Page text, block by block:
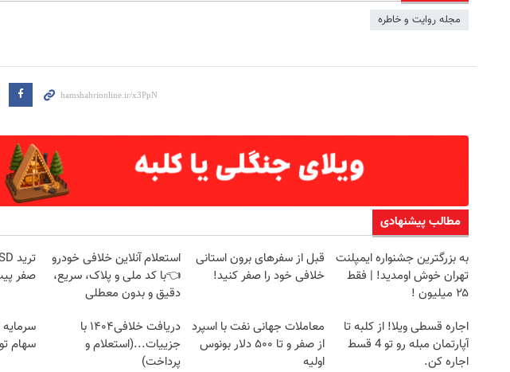
مجله روایت و خاطره
مطالب پیشنهادی
به بزرگترین جشنواره ایمپلنت
تهران خوش اومدید! | فقط
۲۵ میلیون !
قبل از سفرهای برون استانی
خلافی خود را صفر کنید!
استعلام آنلاین خلافی خودرو
👈با کد ملی و پلاک، سریع،
دقیق و بدون معطلی
صفر
اجاره‌ قسطی ویلا! از کلبه تا
آپارتمان مبله رو تو 4 قسط
اجاره کن.
معاملات جهانی نفت با اسپرد
از صفر و تا ۵۰۰ دلار بونوس
اولیه
دریافت خلافی۱۴۰۴ با
جزییات...(استعلام و
پرداخت)
سهام